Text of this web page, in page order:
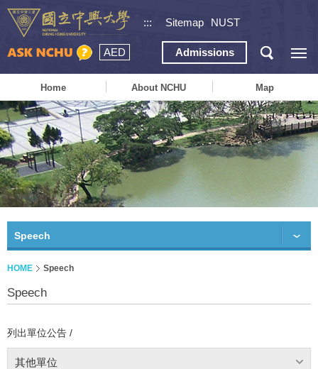
::: Sitemap NUST
AED Admissions
Home About NCHU Map
Speech
HOME Speech
Speech
列出單位公告 /
其他單位